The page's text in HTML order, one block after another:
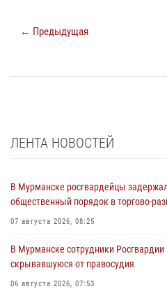
← Предыдущая
ЛЕНТА НОВОСТЕЙ
В Мурманске росгвардейцы
общественный порядок в торгово-
07 августа 2026, 08:25
В Мурманске сотрудники
скрывавшуюся от правосудия
06 августа 2026, 07:53